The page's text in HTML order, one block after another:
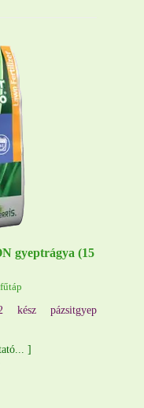
gyeptrágya (15
pázsitgyep
]